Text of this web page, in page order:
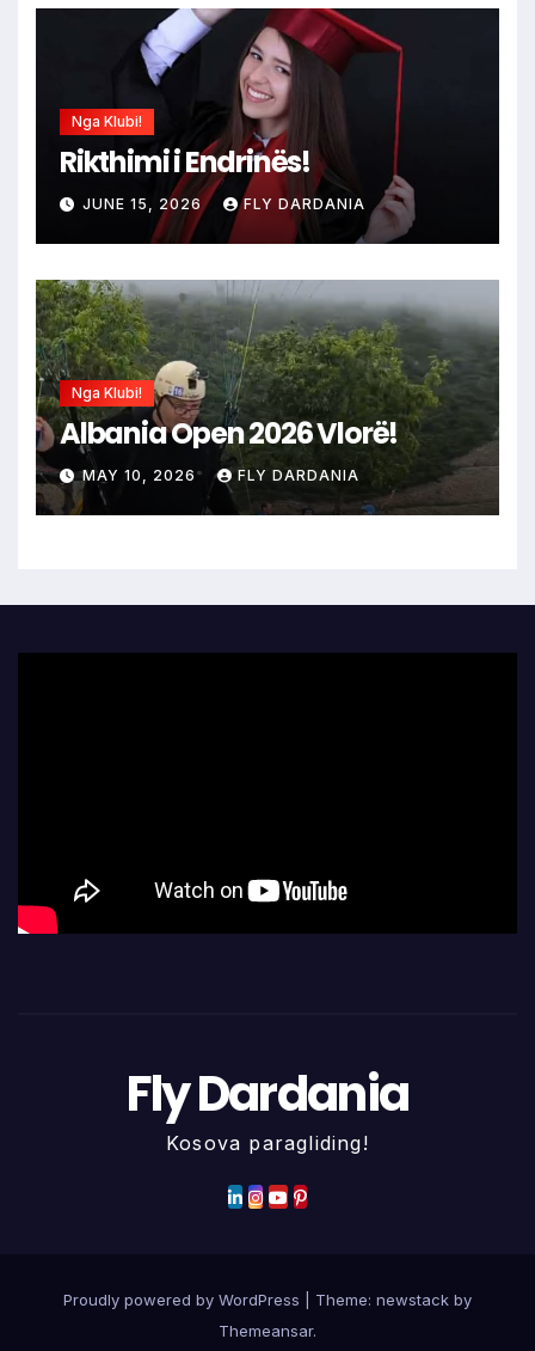
Nga Klubi!
Rikthimi i Endrinës!
JUNE 15, 2026 FLY DARDANIA
Nga Klubi!
Albania Open 2026 Vlorë!
MAY 10, 2026 FLY DARDANIA
Fly Dardania
Kosova paragliding!
Proudly powered by WordPress
Theme: newstack by
Themeansar.